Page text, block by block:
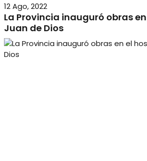
12 Ago, 2022
La Provincia inauguró obras
Juan de Dios